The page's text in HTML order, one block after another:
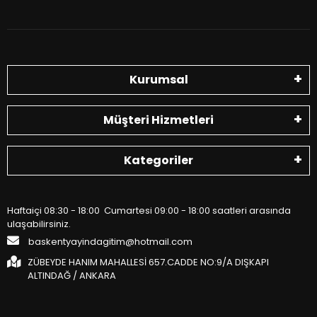
Kurumsal
Müşteri Hizmetleri
Kategoriler
Haftaiçi 08:30 - 18:00 Cumartesi 09:00 - 18:00 saatleri arasında
ulaşabilirsiniz.
baskentyayindagitim@hotmail.com
ZÜBEYDE HANIM MAHALLESİ 657.CADDE NO:9/A DIŞKAPI
ALTINDAĞ / ANKARA